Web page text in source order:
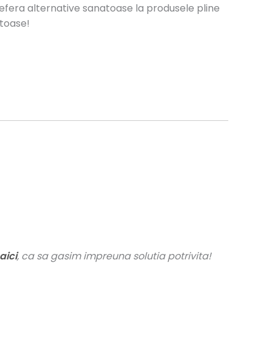
alternative sanatoase la produsele pline
, ca sa gasim impreuna solutia potrivita!